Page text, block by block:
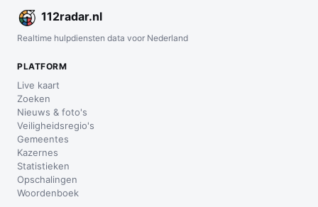
112radar.nl
Realtime hulpdiensten data voor Nederland
PLATFORM
Live kaart
Zoeken
Nieuws & foto's
Veiligheidsregio's
Gemeentes
Kazernes
Statistieken
Opschalingen
Woordenboek